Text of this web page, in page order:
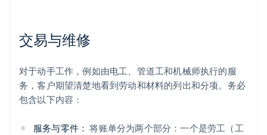
交易与维修
对于动手工作，例如由电工、管道工和机械师执行的服
务，客户期望清楚地看到劳动和材料的列出和分项。务必
包含以下内容：
服务与零件： 将账单分为两个部分：一个是劳工（工